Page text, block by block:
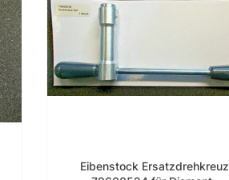
Eibenstock Ersatzdrehkreuz